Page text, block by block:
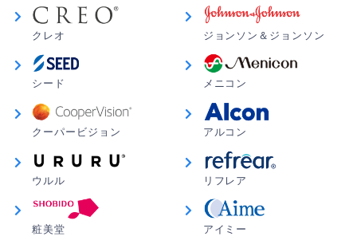
クレオ ジョンソン＆ジョンソン
シード メニコン
クーパービジョン アルコン
ウルル リフレア
粧美堂 アイミー